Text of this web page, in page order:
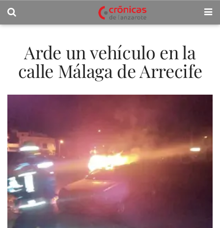
Arde un vehículo en la
calle Málaga de Arrecife